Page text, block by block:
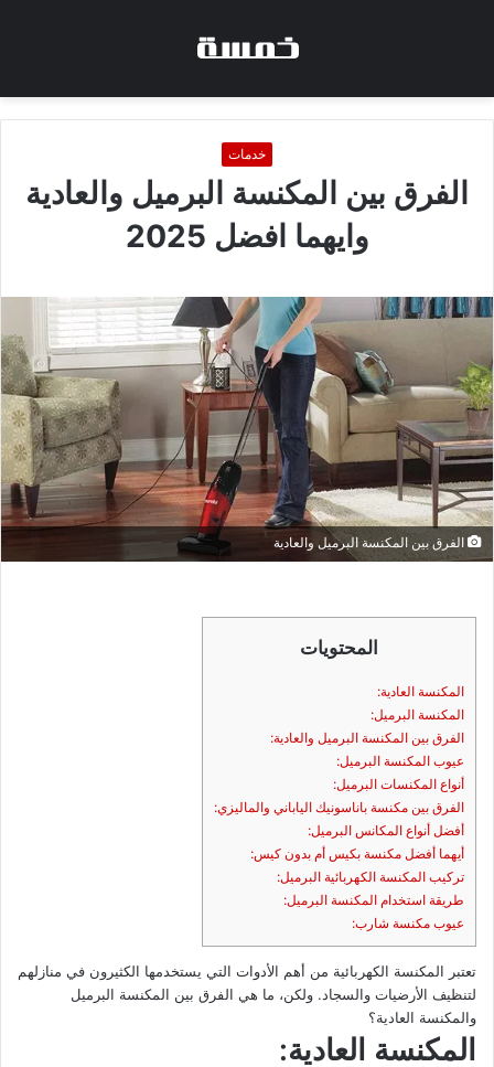
خدمات
الفرق بين المكنسة البرميل والعادية
وايهما افضل 2025
الفرق بين المكنسة البرميل والعادية
المحتويات
المكنسة العادية:
المكنسة البرميل:
الفرق بين المكنسة البرميل والعادية:
عيوب المكنسة البرميل:
أنواع المكنسات البرميل:
الفرق بين مكنسة باناسونيك الياباني والماليزي:
أفضل أنواع المكانس البرميل:
أيهما أفضل مكنسة بكيس أم بدون كيس:
تركيب المكنسة الكهربائية البرميل:
طريقة استخدام المكنسة البرميل:
عيوب مكنسة شارب:
تعتبر المكنسة الكهربائية من أهم الأدوات التي يستخدمها الكثيرون في منازلهم
لتنظيف الأرضيات والسجاد. ولكن، ما هي الفرق بين المكنسة البرميل
والمكنسة العادية؟
المكنسة العادية: